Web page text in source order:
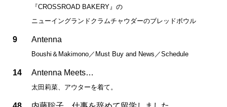
『CROSSROAD BAKERY』の
ニューイングランドクラムチャウダーのブレッドボウル
9 Antenna
Boushi＆Makimono／Must Buy and News／Schedule
14 Antenna Meets…
太田莉菜、アウターを着て。